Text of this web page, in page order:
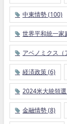
中東情勢(100)
世界平和統一家
アベノミクス（
経済政策(6)
2024米大統領選
金融情勢(8)